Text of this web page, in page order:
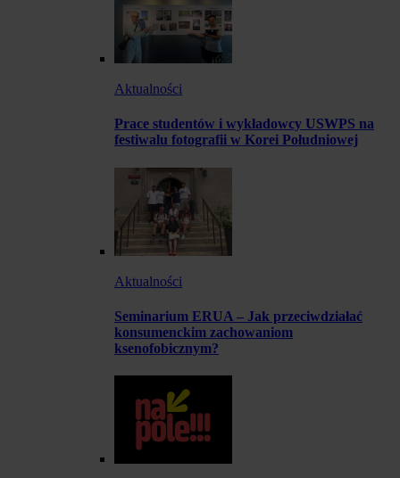
Aktualności
Prace studentów i wykładowcy USWPS na
festiwalu fotografii w Korei Południowej
Aktualności
Seminarium ERUA – Jak przeciwdziałać
konsumenckim zachowaniom
ksenofobicznym?